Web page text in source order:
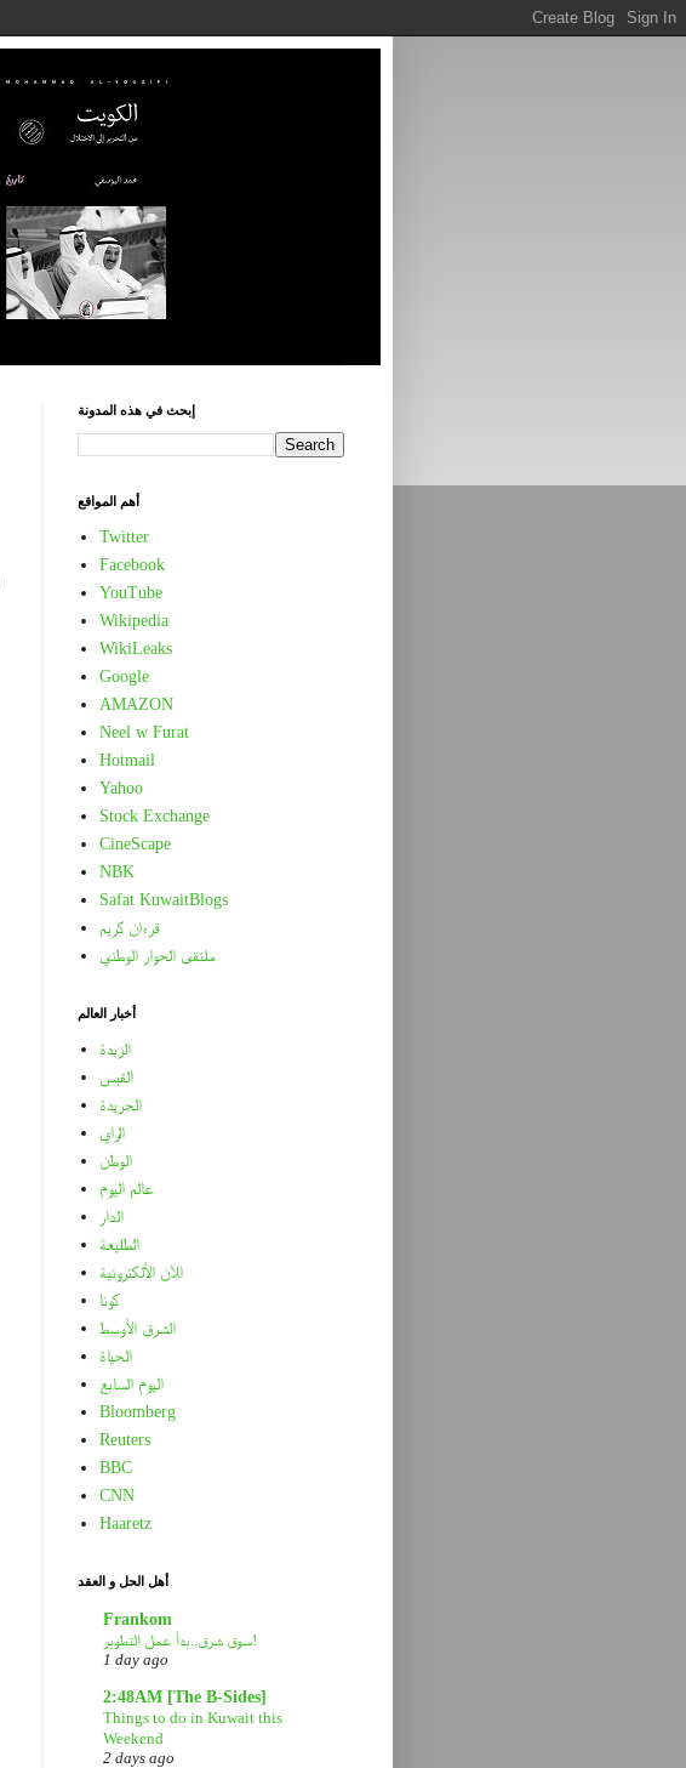
إبحث في هذه المدونة
أهم المواقع
Twitter
Facebook
YouTube
Wikipedia
WikiLeaks
Google
AMAZON
Neel w Furat
Hotmail
Yahoo
Stock Exchange
CineScape
NBK
Safat KuwaitBlogs
قرءان كريم
ملتقى الحوار الوطني
أخبار العالم
الزبدة
القبس
الجريدة
الراي
الوطن
عالم اليوم
الدار
الطليعة
الآن الألكترونية
كونا
الشرق الأوسط
الحياة
اليوم السابع
Bloomberg
Reuters
BBC
CNN
Haaretz
أهل الحل و العقد
Frankom
سوق شرق..بدأ عمل التطوير!
1 day ago
2:48AM [The B-Sides]
Things to do in Kuwait this
Weekend
2 days ago